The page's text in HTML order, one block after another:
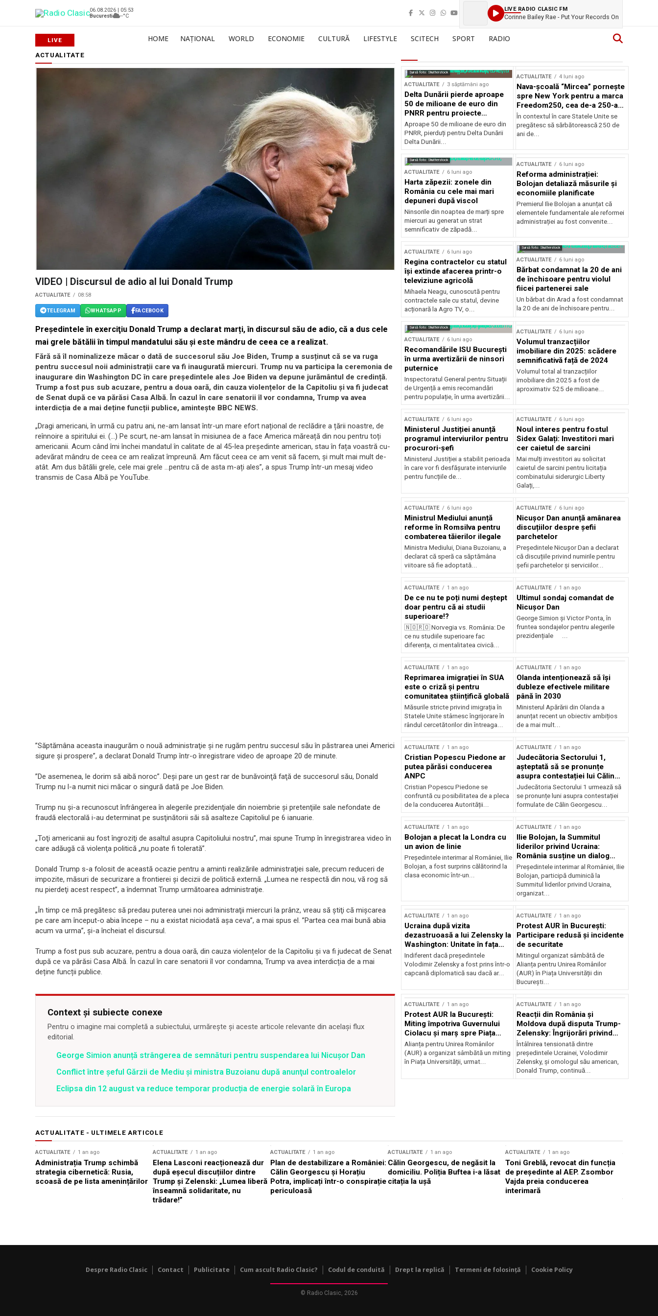
06.08.2026 | 05:53
Bucuresti
--°C
LIVE RADIO CLASIC FM
Corinne Bailey Rae - Put Your Records On
HOME NAȚIONAL WORLD ECONOMIE CULTURĂ LIFESTYLE SCITECH SPORT RADIO
ACTUALITATE
VIDEO | Discursul de adio al lui Donald Trump
ACTUALITATE 08:58
TELEGRAM WHATSAPP FACEBOOK
Preşedintele în exerciţiu Donald Trump a declarat marți, în discursul său de adio, că a dus cele
mai grele bătălii în timpul mandatului său și este mândru de ceea ce a realizat.
Fără să îl nominalizeze măcar o dată de succesorul său Joe Biden, Trump a susținut că se va ruga
pentru succesul noii administrații care va fi inaugurată miercuri. Trump nu va participa la ceremonia de
inaugurare din Washington DC în care președintele ales Joe Biden va depune jurământul de credință.
Trump a fost pus sub acuzare, pentru a doua oară, din cauza violențelor de la Capitoliu și va fi judecat
de Senat după ce va părăsi Casa Albă. În cazul în care senatorii îl vor condamna, Trump va avea
interdicția de a mai deține funcții publice, amintește BBC NEWS.
„Dragi americani, în urmă cu patru ani, ne-am lansat într-un mare efort național de reclădire a țării noastre, de
reînnoire a spiritului ei. (…) Pe scurt, ne-am lansat în misiunea de a face America măreață din nou pentru toți
americanii. Acum când îmi închei mandatul în calitate de al 45-lea președinte american, stau în fața voastră cu-
adevărat mândru de ceea ce am realizat împreună. Am făcut ceea ce am venit să facem, și mult mai mult de-
atât. Am dus bătălii grele, cele mai grele …pentru că de asta m-ați ales”, a spus Trump într-un mesaj video
transmis de Casa Albă pe YouTube.
”Săptămâna aceasta inaugurăm o nouă administraţie şi ne rugăm pentru succesul său în păstrarea unei Americi
sigure şi prospere”, a declarat Donald Trump într-o înregistrare video de aproape 20 de minute.
”De asemenea, le dorim să aibă noroc”. Deşi pare un gest rar de bunăvoinţă faţă de succesorul său, Donald
Trump nu l-a numit nici măcar o singură dată pe Joe Biden.
Trump nu şi-a recunoscut înfrângerea în alegerile prezidenţiale din noiembrie şi pretenţiile sale nefondate de
fraudă electorală i-au determinat pe susţinătorii săi să asalteze Capitoliul pe 6 ianuarie.
„Toţi americanii au fost îngroziţi de asaltul asupra Capitoliului nostru”, mai spune Trump în înregistrarea video în
care adăugă că violenţa politică „nu poate fi tolerată”.
Donald Trump s-a folosit de această ocazie pentru a aminti realizările administraţiei sale, precum reduceri de
impozite, măsuri de securizare a frontierei şi decizii de politică externă. „Lumea ne respectă din nou, vă rog să
nu pierdeţi acest respect”, a îndemnat Trump următoarea administraţie.
„În timp ce mă pregătesc să predau puterea unei noi administraţii miercuri la prânz, vreau să ştiţi că mişcarea
pe care am început-o abia începe – nu a existat niciodată aşa ceva”, a mai spus el. ”Partea cea mai bună abia
acum va urma”, și-a încheiat el discursul.
Trump a fost pus sub acuzare, pentru a doua oară, din cauza violențelor de la Capitoliu și va fi judecat de Senat
după ce va părăsi Casa Albă. În cazul în care senatorii îl vor condamna, Trump va avea interdicția de a mai
deține funcții publice.
Context și subiecte conexe
Pentru o imagine mai completă a subiectului, urmărește și aceste articole relevante din același flux
editorial.
George Simion anunță strângerea de semnături pentru suspendarea lui Nicușor Dan
Conflict între şeful Gărzii de Mediu şi ministra Buzoianu după anunţul controalelor
Eclipsa din 12 august va reduce temporar producția de energie solară în Europa
Sursă foto: Shutterstock
ACTUALITATE 3 săptămâni ago
Delta Dunării pierde aproape
50 de milioane de euro din
PNRR pentru proiecte
esențiale
Aproape 50 de milioane de euro din
PNRR, pierduți pentru Delta Dunării
Delta Dunării...
ACTUALITATE 4 luni ago
Nava-școală “Mircea” pornește
spre New York pentru a marca
Freedom250, cea de-a 250-a
aniversare a Statelor Unite
În contextul în care Statele Unite se
pregătesc să sărbătorească 250 de
ani de...
Sursă foto: Shutterstock
ACTUALITATE 6 luni ago
Harta zăpezii: zonele din
România cu cele mai mari
depuneri după viscol
Ninsorile din noaptea de marți spre
miercuri au generat un strat
semnificativ de zăpadă...
ACTUALITATE 6 luni ago
Reforma administrației:
Bolojan detaliază măsurile și
economiile planificate
Premierul Ilie Bolojan a anunțat că
elementele fundamentale ale reformei
administrației au fost convenite...
ACTUALITATE 6 luni ago
Regina contractelor cu statul
își extinde afacerea printr-o
televiziune agricolă
Mihaela Neagu, cunoscută pentru
contractele sale cu statul, devine
acționară la Agro TV, o...
Sursă foto: Shutterstock
ACTUALITATE 6 luni ago
Bărbat condamnat la 20 de ani
de închisoare pentru violul
fiicei partenerei sale
Un bărbat din Arad a fost condamnat
la 20 de ani de închisoare pentru...
Sursă foto: Shutterstock
ACTUALITATE 6 luni ago
Recomandările ISU București
în urma avertizării de ninsori
puternice
Inspectoratul General pentru Situații
de Urgență a emis recomandări
pentru populație, în urma avertizării...
ACTUALITATE 6 luni ago
Volumul tranzacțiilor
imobiliare din 2025: scădere
semnificativă față de 2024
Volumul total al tranzacțiilor
imobiliare din 2025 a fost de
aproximativ 525 de milioane...
ACTUALITATE 6 luni ago
Ministerul Justiției anunță
programul interviurilor pentru
procurori-șefi
Ministerul Justiției a stabilit perioada
în care vor fi desfășurate interviurile
pentru funcțiile de...
ACTUALITATE 6 luni ago
Noul interes pentru fostul
Sidex Galați: Investitori mari
cer caietul de sarcini
Mai mulți investitori au solicitat
caietul de sarcini pentru licitația
combinatului siderurgic Liberty
Galați,...
ACTUALITATE 6 luni ago
Ministrul Mediului anunță
reforme în Romsilva pentru
combaterea tăierilor ilegale
Ministra Mediului, Diana Buzoianu, a
declarat că speră ca săptămâna
viitoare să fie adoptată...
ACTUALITATE 6 luni ago
Nicușor Dan anunță amânarea
discuțiilor despre șefii
parchetelor
Președintele Nicușor Dan a declarat
că discuțiile privind numirile pentru
șefii parchetelor și serviciilor...
ACTUALITATE 1 an ago
De ce nu te poți numi deștept
doar pentru că ai studii
superioare!?
🇳🇴🇷🇴 Norvegia vs. România: De
ce nu studiile superioare fac
diferența, ci mentalitatea civică...
ACTUALITATE 1 an ago
Ultimul sondaj comandat de
Nicușor Dan
George Simion și Victor Ponta, în
fruntea sondajelor pentru alegerile
prezidențiale ...
ACTUALITATE 1 an ago
Reprimarea imigrației în SUA
este o criză și pentru
comunitatea științifică globală
Măsurile stricte privind imigrația în
Statele Unite stârnesc îngrijorare în
rândul cercetătorilor din întreaga...
ACTUALITATE 1 an ago
Olanda intenționează să își
dubleze efectivele militare
până în 2030
Ministerul Apărării din Olanda a
anunțat recent un obiectiv ambițios
de a mai mult...
ACTUALITATE 1 an ago
Cristian Popescu Piedone ar
putea părăsi conducerea
ANPC
Cristian Popescu Piedone se
confruntă cu posibilitatea de a pleca
de la conducerea Autorității...
ACTUALITATE 1 an ago
Judecătoria Sectorului 1,
așteptată să se pronunțe
asupra contestației lui Călin
Georgescu privind controlul
judiciar
Judecătoria Sectorului 1 urmează să
se pronunțe luni asupra contestației
formulate de Călin Georgescu...
ACTUALITATE 1 an ago
Bolojan a plecat la Londra cu
un avion de linie
Președintele interimar al României, Ilie
Bolojan, a fost surprins călătorind la
clasa economic într-un...
ACTUALITATE 1 an ago
Ilie Bolojan, la Summitul
liderilor privind Ucraina:
România susține un dialog
transatlantic pentru securitate
și stabilitate
Președintele interimar al României, Ilie
Bolojan, participă duminică la
Summitul liderilor privind Ucraina,
organizat...
ACTUALITATE 1 an ago
Ucraina după vizita
dezastruoasă a lui Zelensky la
Washington: Unitate în fața
incertitudinii
Indiferent dacă președintele
Volodimir Zelensky a fost prins într-o
capcană diplomatică sau dacă ar...
ACTUALITATE 1 an ago
Protest AUR în București:
Participare redusă și incidente
de securitate
Mitingul organizat sâmbătă de
Alianța pentru Unirea Românilor
(AUR) în Piața Universității din
București...
ACTUALITATE 1 an ago
Protest AUR la București:
Miting împotriva Guvernului
Ciolacu și marș spre Piața
Victoriei
Alianța pentru Unirea Românilor
(AUR) a organizat sâmbătă un miting
în Piața Universității, urmat...
ACTUALITATE 1 an ago
Reacții din România și
Moldova după disputa Trump-
Zelensky: Îngrijorări privind
securitatea regională
Întâlnirea tensionată dintre
președintele Ucrainei, Volodimir
Zelensky, și omologul său american,
Donald Trump, continuă...
ACTUALITATE - ULTIMELE ARTICOLE
ACTUALITATE 1 an ago
Administrația Trump schimbă
strategia cibernetică: Rusia,
scoasă de pe lista amenințărilor
ACTUALITATE 1 an ago
Elena Lasconi reacționează dur
după eșecul discuțiilor dintre
Trump și Zelenski: „Lumea liberă
înseamnă solidaritate, nu
trădare!”
ACTUALITATE 1 an ago
Plan de destabilizare a României:
Călin Georgescu și Horațiu
Potra, implicați într-o conspirație
periculoasă
ACTUALITATE 1 an ago
Călin Georgescu, de negăsit la
domiciliu. Poliția Buftea i-a lăsat
citația la ușă
ACTUALITATE 1 an ago
Toni Greblă, revocat din funcția
de președinte al AEP. Zsombor
Vajda preia conducerea
interimară
Despre Radio Clasic Contact Publicitate Cum ascult Radio Clasic? Codul de conduită Drept la replică Termeni de folosință Cookie Policy
© Radio Clasic, 2026